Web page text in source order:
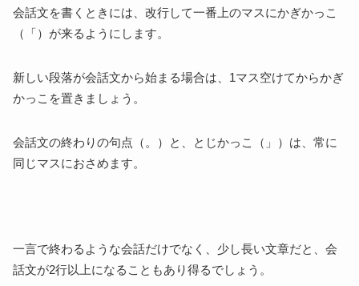
会話文を書くときには、改行して一番上のマスにかぎかっこ
（「）が来るようにします。
新しい段落が会話文から始まる場合は、1マス空けてからかぎ
かっこを置きましょう。
会話文の終わりの句点（。）と、とじかっこ（」）は、常に
同じマスにおさめます。
一言で終わるような会話だけでなく、少し長い文章だと、会
話文が2行以上になることもあり得るでしょう。